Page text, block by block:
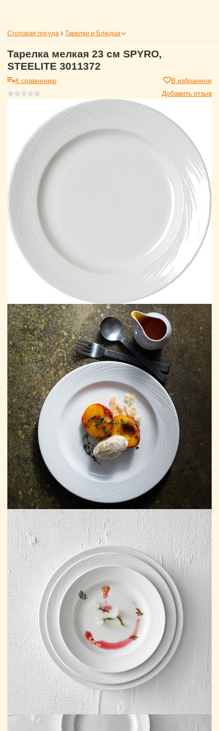
Столовая посуда Тарелки и Блюдца
Тарелка мелкая 23 см SPYRO,
STEELITE 3011372
К сравнению
В избранное
Добавить отзыв